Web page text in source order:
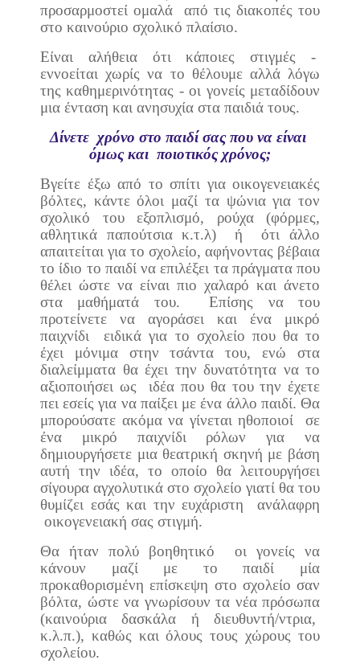
προσαρμοστεί ομαλά
από τις διακοπές του
στο καινούριο σχολικό πλαίσιο.
Είναι αλήθεια ότι κάποιες στιγμές -
εννοείται χωρίς να το θέλουμε αλλά λόγω
της καθημερινότητας - οι γονείς μεταδίδουν
μια ένταση και ανησυχία στα παιδιά τους.
Δίνετε χρόνο στο παιδί σας που να είναι
όμως και ποιοτικός χρόνος;
Βγείτε έξω από το σπίτι για οικογενειακές
βόλτες, κάντε όλοι μαζί τα ψώνια για τον
σχολικό του εξοπλισμό, ρούχα (φόρμες,
αθλητικά παπούτσια κ.τ.λ)
ή
ότι άλλο
απαιτείται για το σχολείο, αφήνοντας βέβαια
το ίδιο το παιδί να επιλέξει τα πράγματα που
θέλει ώστε να είναι πιο χαλαρό και άνετο
στα μαθήματά του.
Επίσης να του
προτείνετε να αγοράσει και ένα μικρό
παιχνίδι
ειδικά για το σχολείο που θα το
έχει μόνιμα στην τσάντα του, ενώ στα
διαλείμματα θα έχει την δυνατότητα να το
αξιοποιήσει ως
ιδέα που θα του την έχετε
πει εσείς για να παίξει με ένα άλλο παιδί. Θα
μπορούσατε ακόμα να γίνεται ηθοποιοί
σε
ένα μικρό παιχνίδι ρόλων για να
δημιουργήσετε μια θεατρική σκηνή με βάση
αυτή την ιδέα, το οποίο θα λειτουργήσει
σίγουρα αγχολυτικά στο σχολείο γιατί θα του
θυμίζει εσάς και την ευχάριστη
ανάλαφρη
οικογενειακή σας στιγμή.
Θα ήταν πολύ βοηθητικό
οι γονείς να
κάνουν μαζί με το παιδί μία
προκαθορισμένη επίσκεψη στο σχολείο σαν
βόλτα, ώστε να γνωρίσουν τα νέα πρόσωπα
(καινούρια δασκάλα ή διευθυντή/ντρια,
κ.λ.π.), καθώς και όλους τους χώρους του
σχολείου.